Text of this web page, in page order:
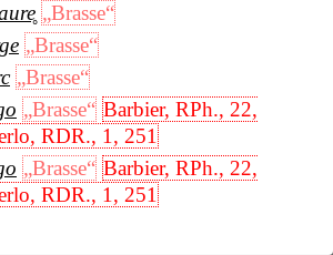
„Brasse“
„Brasse“
„Brasse“
„Brasse“ Barbier, RPh., 22,
RDR., 1, 251
„Brasse“ Barbier, RPh., 22,
RDR., 1, 251